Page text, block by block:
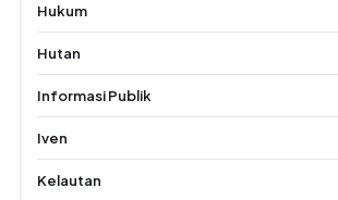
Hukum
Hutan
Informasi Publik
Iven
Kelautan